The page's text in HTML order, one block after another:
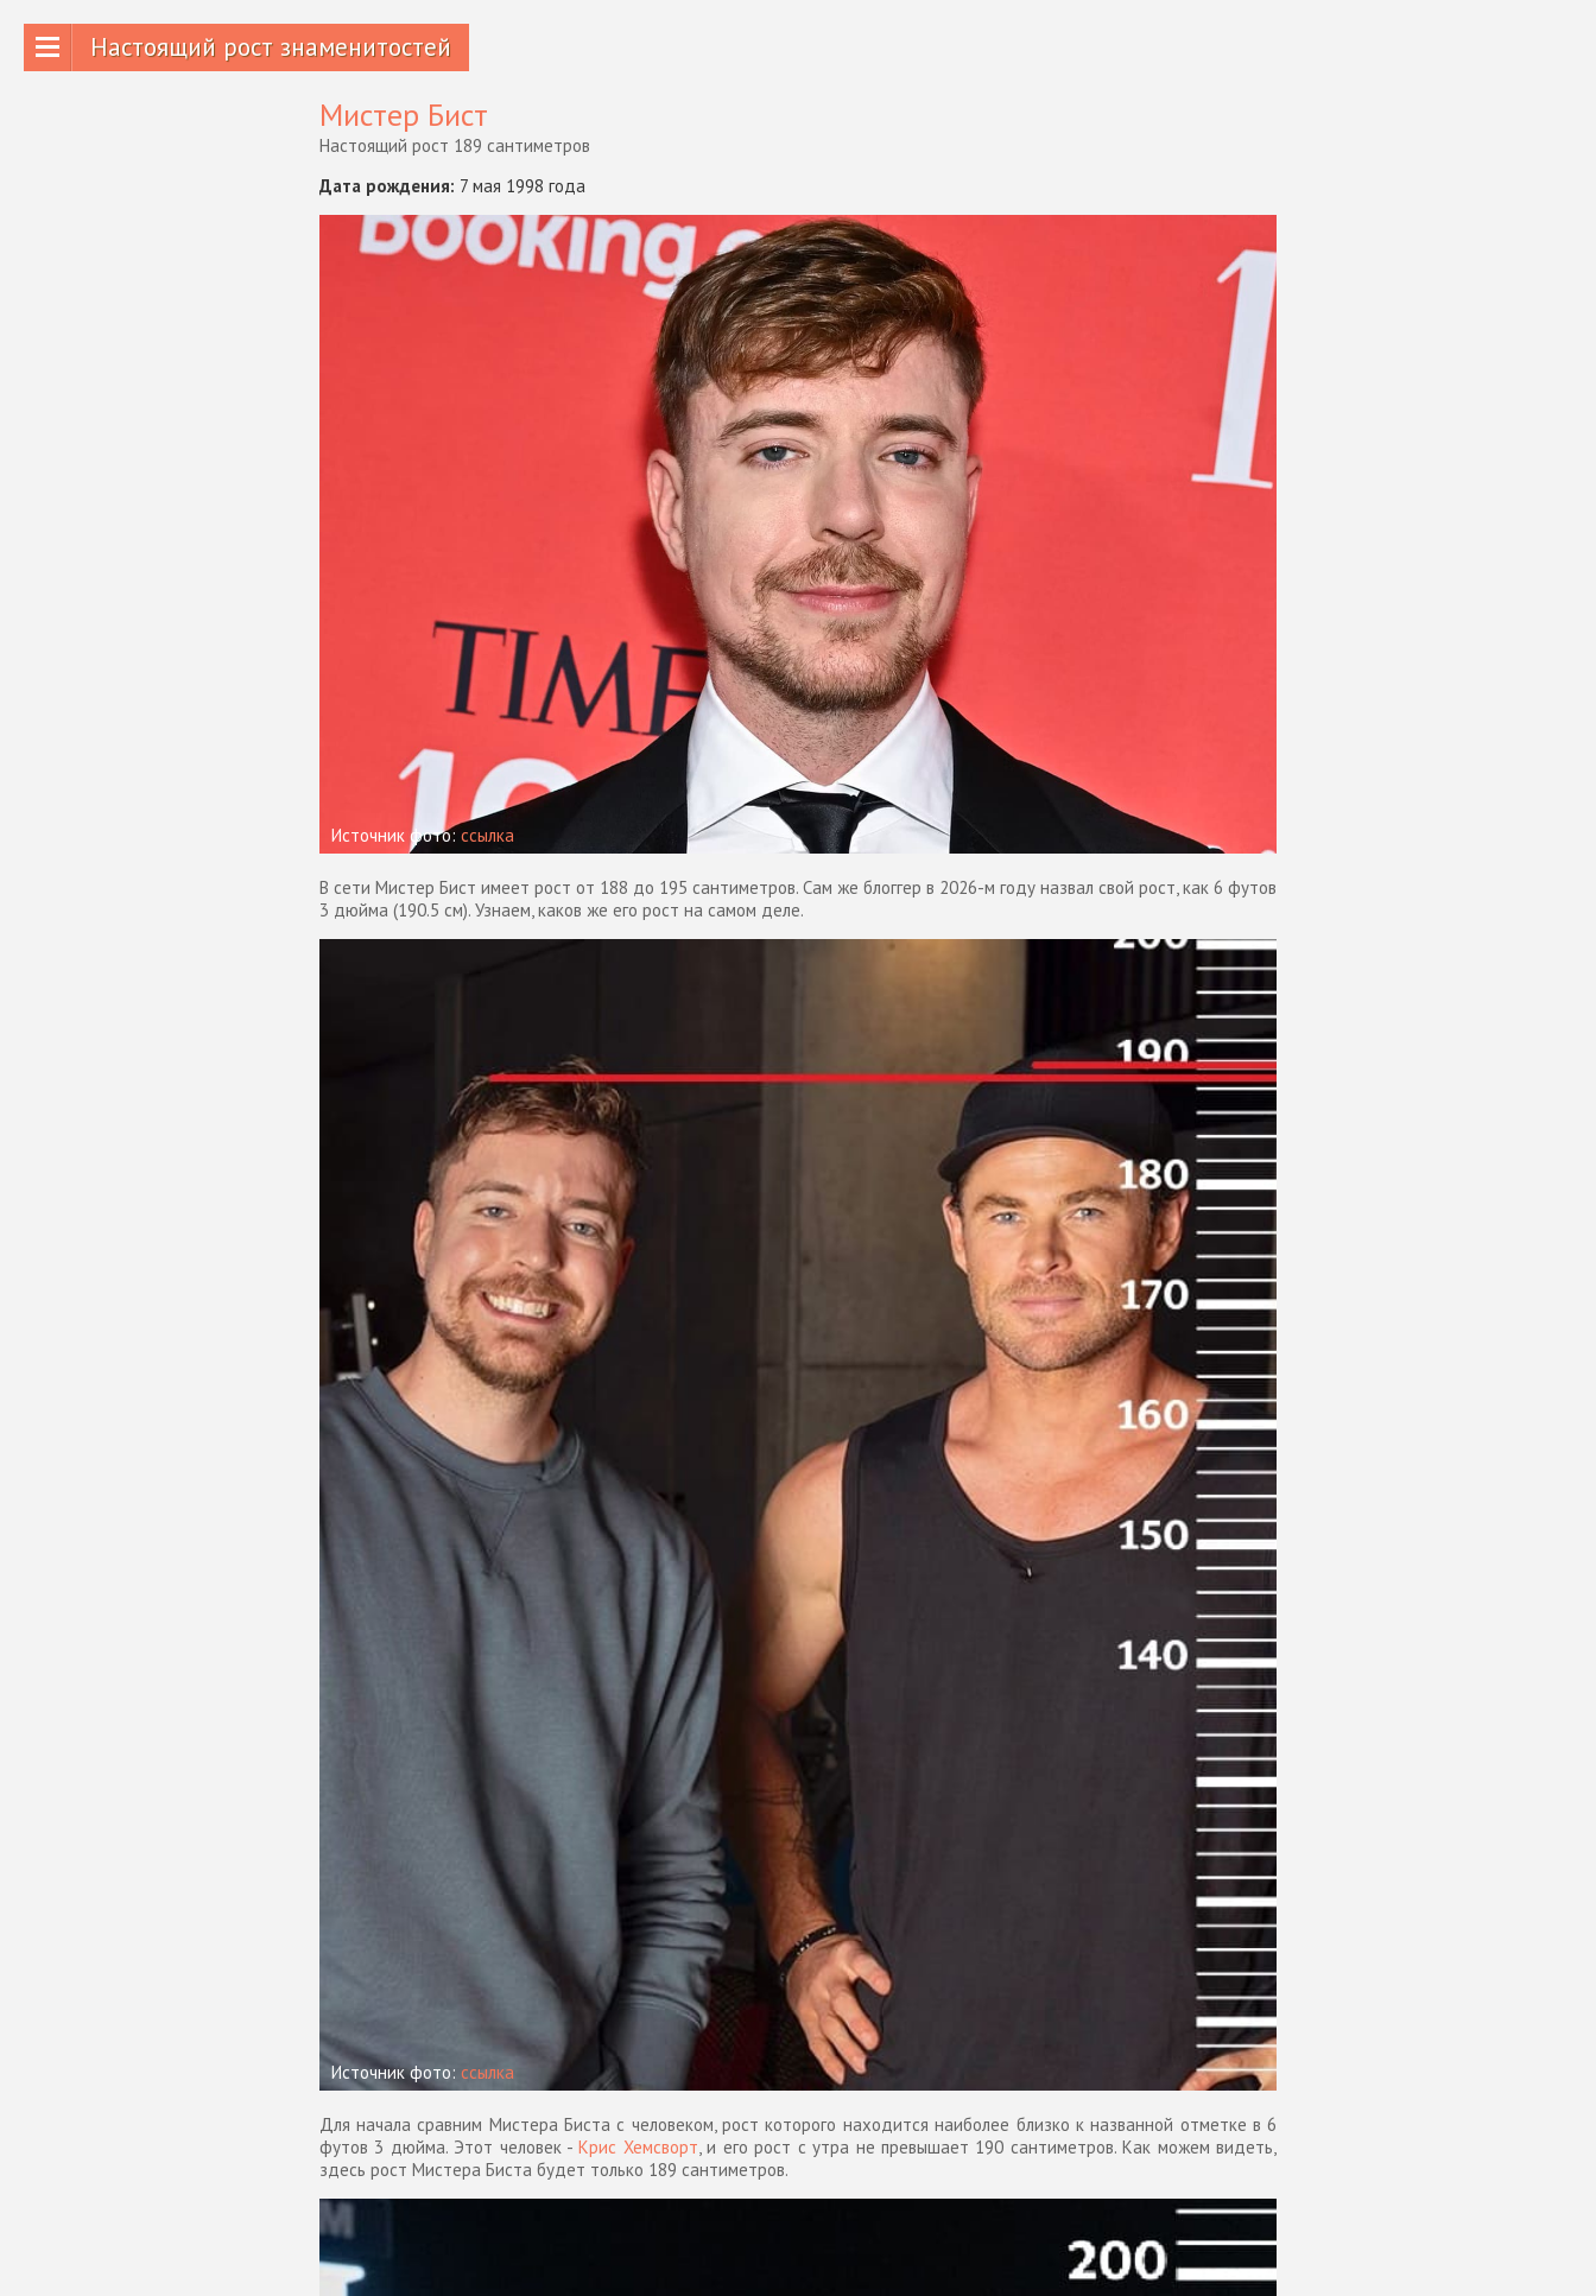
Настоящий рост знаменитостей
Мистер Бист
Настоящий рост 189 сантиметров
Дата рождения: 7 мая 1998 года
Источник фото: ссылка
В сети Мистер Бист имеет рост от 188 до 195 сантиметров. Сам же блоггер в 2026-м году назвал свой рост, как 6 футов
3 дюйма (190.5 см). Узнаем, каков же его рост на самом деле.
Источник фото: ссылка
Для начала сравним Мистера Биста с человеком, рост которого находится наиболее близко к названной отметке в 6
футов 3 дюйма. Этот человек -Крис Хемсворт , и его рост с утра не превышает 190 сантиметров. Как можем видеть,
здесь рост Мистера Биста будет только 189 сантиметров.